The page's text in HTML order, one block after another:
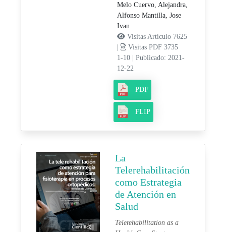
Melo Cuervo, Alejandra,
Alfonso Mantilla, Jose
Ivan
Visitas Artículo 7625
Visitas PDF 3735
1-10
Publicado: 2021-
12-22
PDF
FLIP
La
Telerehabilitación
como Estrategia
de Atención en
Salud
Telerehabilitation as a